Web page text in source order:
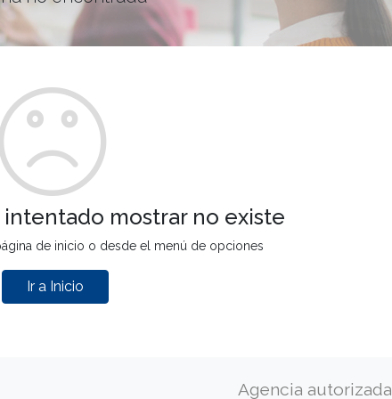
intentado mostrar no existe
de inicio o desde el menú de opciones
Ir a Inicio
Agencia autorizada